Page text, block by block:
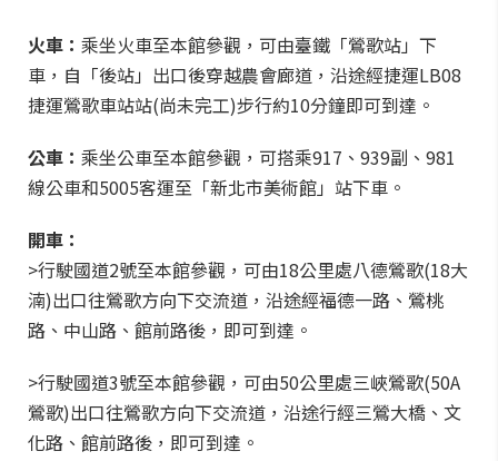
火車： 乘坐火車至本館參觀，可由臺鐵「鶯歌站」下
車，自「後站」出口後穿越農會廊道，沿途經捷運LB08
捷運鶯歌車站站(尚未完工)步行約10分鐘即可到達。
公車： 乘坐公車至本館參觀，可搭乘917、939副、981
線公車和5005客運至「新北市美術館」站下車。
開車：
>行駛國道2號至本館參觀，可由18公里處八德鶯歌(18大
湳)出口往鶯歌方向下交流道，沿途經福德一路、鶯桃
路、中山路、館前路後，即可到達。
>行駛國道3號至本館參觀，可由50公里處三峽鶯歌(50A
鶯歌)出口往鶯歌方向下交流道，沿途行經三鶯大橋、文
化路、館前路後，即可到達。